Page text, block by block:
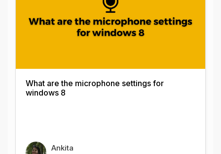
What are the microphone settings for
windows 8
Ankita